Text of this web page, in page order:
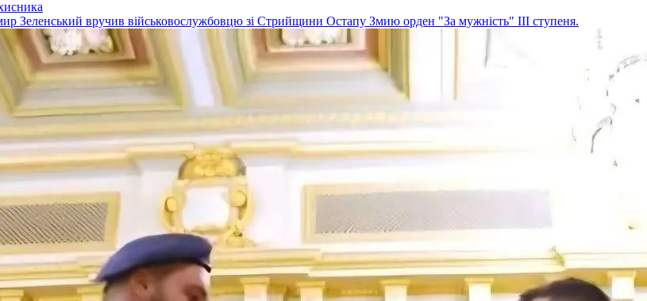
Зеленський вручив військовослужбовцю зі Стрийщини Остапу Змию орден "За мужність" ІІІ ступеня.